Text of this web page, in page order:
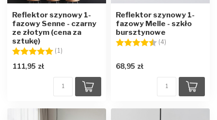
Reflektor szynowy 1-
fazowy Senne - czarny
ze złotym (cena za
sztukę)
Ocena:
(1)
111,95 zł
Reflektor szynowy 1-
fazowy Melle - szkło
bursztynowe
Ocena:
(4)
68,95 zł